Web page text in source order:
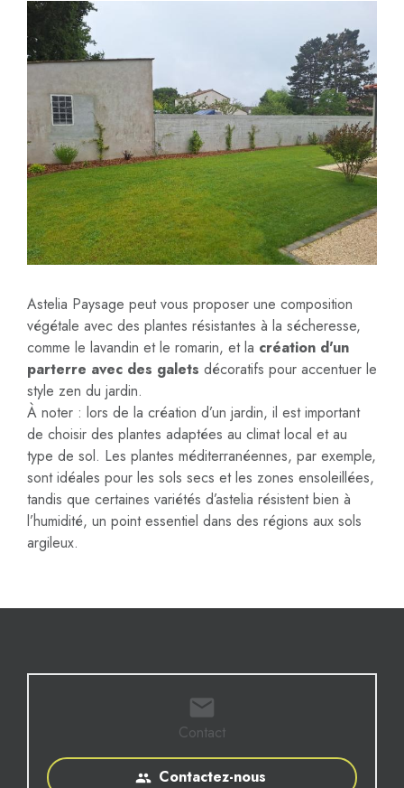
Astelia Paysage peut vous proposer une composition
végétale avec des plantes résistantes à la sécheresse,
comme le lavandin et le romarin, et la création d'un
parterre avec des galets décoratifs pour accentuer le
style zen du jardin.
À noter : lors de la création d’un jardin, il est important
de choisir des plantes adaptées au climat local et au
type de sol. Les plantes méditerranéennes, par exemple,
sont idéales pour les sols secs et les zones ensoleillées,
tandis que certaines variétés d’astelia résistent bien à
l’humidité, un point essentiel dans des régions aux sols
argileux.
mail
Contact
people Contactez-nous